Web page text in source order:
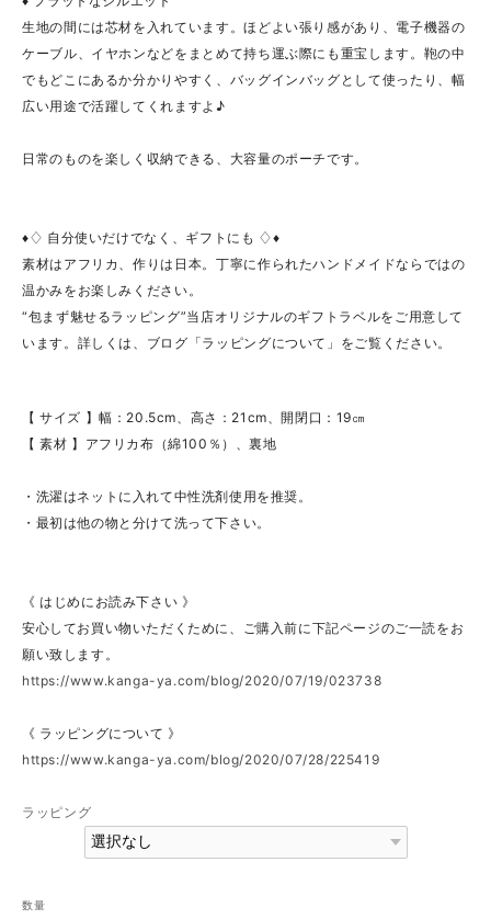
生地の間には芯材を入れています。ほどよい張り感があり、電子機器の
ケーブル、イヤホンなどをまとめて持ち運ぶ際にも重宝します。鞄の中
でもどこにあるか分かりやすく、バッグインバッグとして使ったり、幅
広い用途で活躍してくれますよ♪
日常のものを楽しく収納できる、大容量のポーチです。
♦♢ 自分使いだけでなく、ギフトにも ♢♦
素材はアフリカ、作りは日本。丁寧に作られたハンドメイドならではの
温かみをお楽しみください。
“包まず魅せるラッピング”当店オリジナルのギフトラベルをご用意して
います。詳しくは、ブログ「ラッピングについて」をご覧ください。
【 サイズ 】幅：20.5cm、高さ：21cm、開閉口：19㎝
【 素材 】アフリカ布（綿100％）、裏地
・洗濯はネットに入れて中性洗剤使用を推奨。
・最初は他の物と分けて洗って下さい。
《 はじめにお読み下さい 》
安心してお買い物いただくために、ご購入前に下記ページのご一読をお
願い致します。
https://www.kanga-ya.com/blog/2020/07/19/023738
《 ラッピングについて 》
https://www.kanga-ya.com/blog/2020/07/28/225419
ラッピング
数量